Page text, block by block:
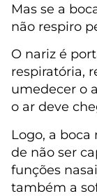
Mas se a
não respiro
O nariz é
respiratória,
umedecer o
o ar deve
Logo, a boca
de não ser
funções
também a